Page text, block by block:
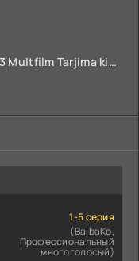
O'lik Kelin Uzbek tilida 2023 Multfilm Tarjima kino skachat
1-5 серия
(BaibaKo,
Профессиональный
многоголосый)